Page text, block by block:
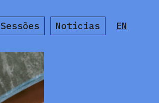
Sessões Notícias EN